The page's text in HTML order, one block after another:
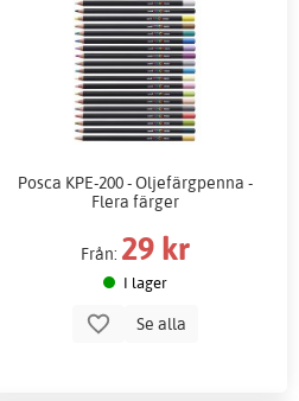
Posca KPE-200 - Oljefärgpenna -
Flera färger
Från: 29 kr
I lager
Se alla